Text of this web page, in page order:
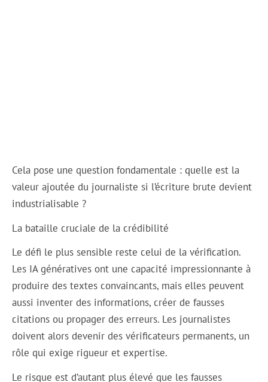
Cela pose une question fondamentale : quelle est la
valeur ajoutée du journaliste si l’écriture brute devient
industrialisable ?
La bataille cruciale de la crédibilité
Le défi le plus sensible reste celui de la vérification.
Les IA génératives ont une capacité impressionnante à
produire des textes convaincants, mais elles peuvent
aussi inventer des informations, créer de fausses
citations ou propager des erreurs. Les journalistes
doivent alors devenir des vérificateurs permanents, un
rôle qui exige rigueur et expertise.
Le risque est d’autant plus élevé que les fausses